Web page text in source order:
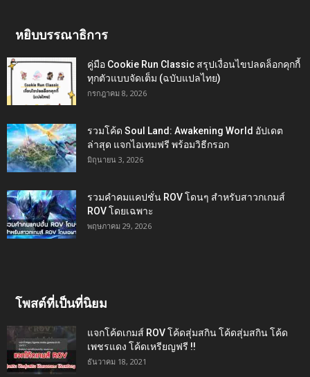
หยิบบรรณาธิการ
คู่มือ Cookie Run Classic สรุปเงื่อนไขปลดล็อกคุกกี้
ทุกตัวแบบจัดเต็ม (ฉบับแปลไทย)
กรกฎาคม 8, 2026
รวมโค้ด Soul Land: Awakening World อัปเดต
ล่าสุด แจกไอเทมฟรี พร้อมวิธีกรอก
มิถุนายน 3, 2026
รวมคำคมแคปชั่น ROV โดนๆ สำหรับสาวกเกมส์
ROV โดยเฉพาะ
พฤษภาคม 29, 2026
โพสต์ที่เป็นที่นิยม
แจกโค้ดเกมส์ ROV โค้ดสุ่มสกิน โค้ดสุ่มสกิน โค้ด
เพชรแดง โค้ดเหรียญฟรี !!
ธันวาคม 18, 2021